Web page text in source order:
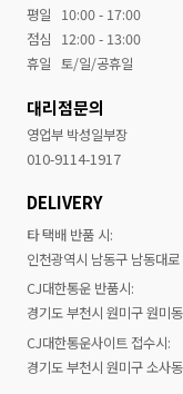
평일
10:00 - 17:00
점심
12:00 - 13:00
휴일 토/일/공휴일
대리점문의
영업부 박성일부장
010-9114-1917
DELIVERY
타 택배 반품 시:
인천광역시 남동구 남동대
CJ대한통운 반품시:
경기도 부천시 원미구 원미
CJ대한통운사이트 접수시:
경기도 부천시 원미구 소사